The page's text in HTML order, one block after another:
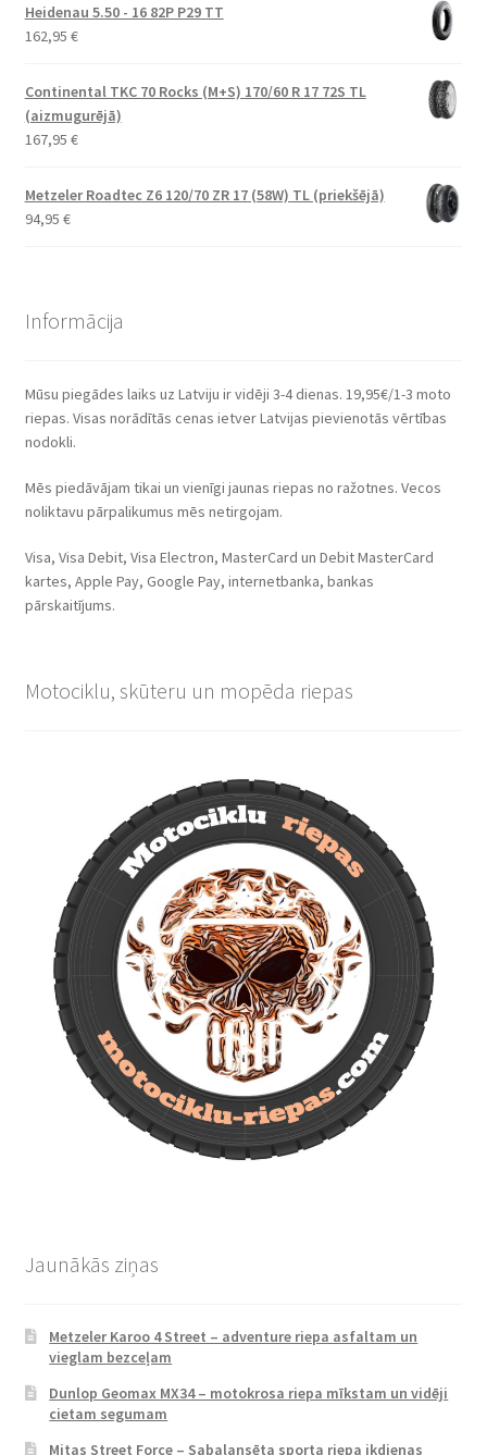
Heidenau 5.50 - 16 82P P29 TT
162,95 €
Continental TKC 70 Rocks (M+S) 170/60 R 17 72S TL
(aizmugurējā)
167,95 €
Metzeler Roadtec Z6 120/70 ZR 17 (58W) TL (priekšējā)
94,95 €
Informācija
Mūsu piegādes laiks uz Latviju ir vidēji 3-4 dienas. 19,95€/1-3 moto
riepas. Visas norādītās cenas ietver Latvijas pievienotās vērtības
nodokli.
Mēs piedāvājam tikai un vienīgi jaunas riepas no ražotnes. Vecos
noliktavu pārpalikumus mēs netirgojam.
Visa, Visa Debit, Visa Electron, MasterCard un Debit MasterCard
kartes, Apple Pay, Google Pay, internetbanka, bankas
pārskaitījums.
Motociklu, skūteru un mopēda riepas
Jaunākās ziņas
Metzeler Karoo 4 Street – adventure riepa asfaltam un
vieglam bezceļam
Dunlop Geomax MX34 – motokrosa riepa mīkstam un vidēji
cietam segumam
Mitas Street Force – Sabalansēta sporta riepa ikdienas